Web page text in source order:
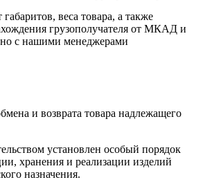
веса товара, а также
грузополучателя от МКАД и
с нашими менеджерами
и возврата товара надлежащего
установлен особый порядок
хранения и реализации изделий
назначения.